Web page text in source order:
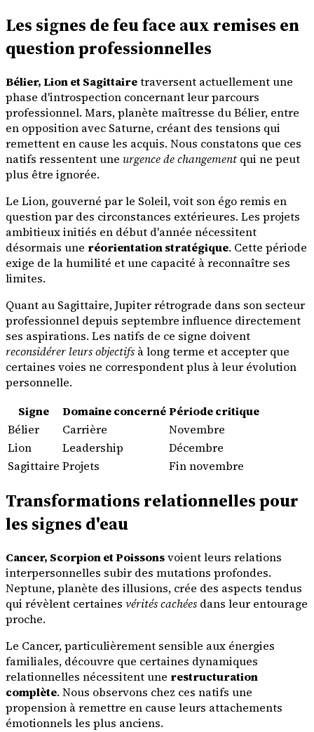
Les signes de feu face aux remises en
question professionnelles
Bélier, Lion et Sagittairetraversent actuellement une
phase d'introspection concernant leur parcours
professionnel. Mars, planète maîtresse du Bélier, entre
en opposition avec Saturne, créant des tensions qui
remettent en cause les acquis. Nous constatons que ces
natifs ressentent une urgence de changement qui ne peut
plus être ignorée.
Le Lion, gouverné par le Soleil, voit son égo remis en
question par des circonstances extérieures. Les projets
ambitieux initiés en début d'année nécessitent
désormais une réorientation stratégique. Cette période
exige de la humilité et une capacité à reconnaître ses
limites.
Quant au Sagittaire, Jupiter rétrograde dans son secteur
professionnel depuis septembre influence directement
ses aspirations. Les natifs de ce signe doivent
reconsidérer leurs objectifs à long terme et accepter que
certaines voies ne correspondent plus à leur évolution
personnelle.
Signe
Domaine concernéPériode critique
Bélier
Carrière
Novembre
Lion
Leadership
Décembre
Sagittaire Projets Fin novembre
Transformations relationnelles pour
les signes d'eau
Cancer, Scorpion et Poissonsvoient leurs relations
interpersonnelles subir des mutations profondes.
Neptune, planète des illusions, crée des aspects tendus
qui révèlent certaines vérités cachées dans leur entourage
proche.
Le Cancer, particulièrement sensible aux énergies
familiales, découvre que certaines dynamiques
relationnelles nécessitent une restructuration
complète. Nous observons chez ces natifs une
propension à remettre en cause leurs attachements
émotionnels les plus anciens.